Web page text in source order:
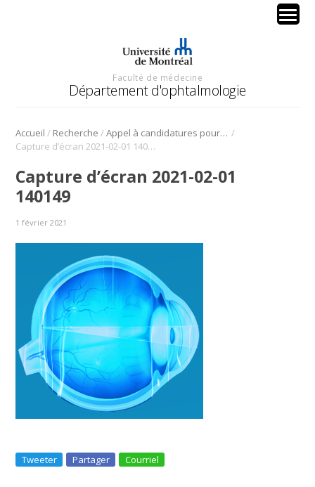
Faculté de médecine
Département d'ophtalmologie
Accueil / Recherche / Appel à candidatures pour le 1er fellowship de recherche translationnelle en intelligence artificielle en ophtalmologie (FRTIAO) /
Capture d’écran 2021-02-01 140149
Capture d’écran 2021-02-01
140149
1 février 2021
Tweeter Partager Courriel